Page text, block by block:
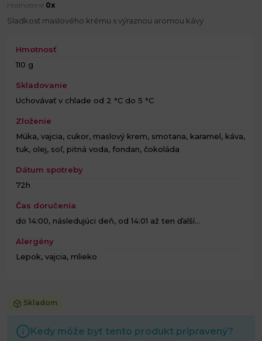
Hodnotené 0x
Sladkosť maslového krému s výraznou aromou kávy
Hmotnosť
110 g
Skladovanie
Uchovávať v chlade od 2 °C do 5 °C
Zloženie
Múka, vajcia, cukor, maslový krem, smotana, karamel, káva,
tuk, olej, soľ, pitná voda, fondan, čokoláda
Dátum spotreby
72h
Čas doručenia
do 14:00, následujúci deň, od 14:01 až ten ďalší...
Alergény
Lepok, vajcia, mlieko
Skladom
Kedy môže byť tento produkt pripravený?